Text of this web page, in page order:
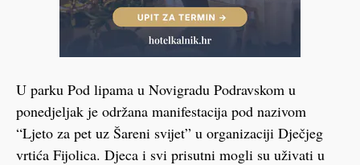
U parku Pod lipama u Novigradu Podravskom u
ponedjeljak je održana manifestacija pod nazivom
“Ljeto za pet uz Šareni svijet” u organizaciji Dječjeg
vrtića Fijolica. Djeca i svi prisutni mogli su uživati u